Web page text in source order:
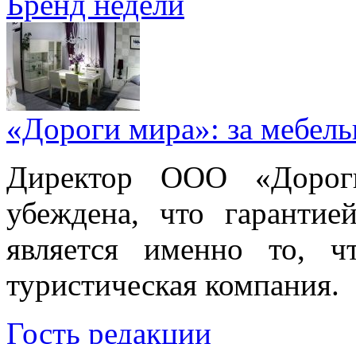
«Дороги мира»: за
Директор ООО
убеждена, что
является именно то,
туристическая компания.
Гость редакции